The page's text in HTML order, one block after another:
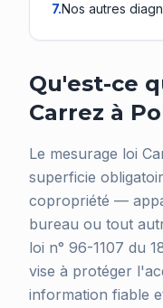
7.Nos autres
Qu'est-ce
Carrez à
Le mesurage loi
superficie
copropriété —
bureau ou tout
loi n° 96-1107 du
vise à protéger
information fiable